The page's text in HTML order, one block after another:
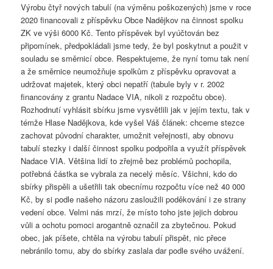
Výrobu čtyř nových tabulí (na výměnu poškozených) jsme v roce
2020 financovali z příspěvku Obce Nadějkov na činnost spolku
ZK ve výši 6000 Kč. Tento příspěvek byl vyúčtován bez
připomínek, předpokládali jsme tedy, že byl poskytnut a použit v
souladu se směrnicí obce. Respektujeme, že nyní tomu tak není
a že směrnice neumožňuje spolkům z příspěvku opravovat a
udržovat majetek, který obci nepatří (tabule byly v r. 2002
financovány z grantu Nadace VIA, nikoli z rozpočtu obce).
Rozhodnutí vyhlásit sbírku jsme vysvětlili jak v jejím textu, tak v
témže Hlase Nadějkova, kde vyšel Váš článek: chceme stezce
zachovat původní charakter, umožnit veřejnosti, aby obnovu
tabulí stezky i další činnost spolku podpořila a využít příspěvek
Nadace VIA. Většina lidí to zřejmě bez problémů pochopila,
potřebná částka se vybrala za necelý měsíc. Všichni, kdo do
sbírky přispěli a ušetřili tak obecnímu rozpočtu více než 40 000
Kč, by si podle našeho názoru zasloužili poděkování i ze strany
vedení obce. Velmi nás mrzí, že místo toho jste jejich dobrou
vůli a ochotu pomoci arogantně označil za zbytečnou. Pokud
obec, jak píšete, chtěla na výrobu tabulí přispět, nic přece
nebránilo tomu, aby do sbírky zaslala dar podle svého uvážení.